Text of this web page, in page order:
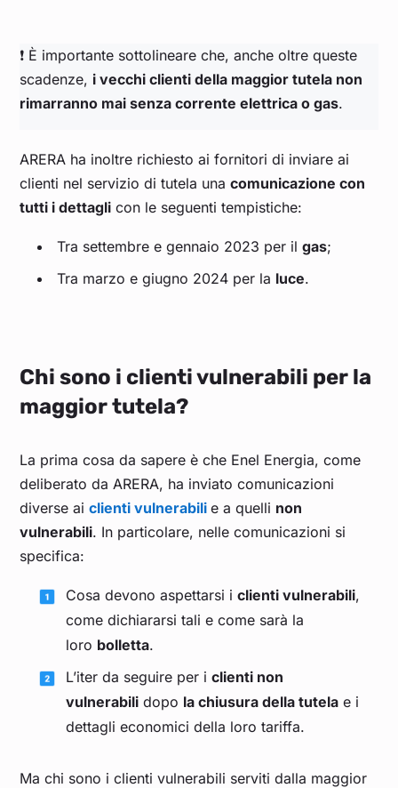
❗ È importante sottolineare che, anche oltre queste
scadenze, i vecchi clienti della maggior tutela non
rimarranno mai senza corrente elettrica o gas.
ARERA ha inoltre richiesto ai fornitori di inviare ai
clienti nel servizio di tutela unacomunicazione con
tutti i dettagli con le seguenti tempistiche:
Tra settembre e gennaio 2023 per ilgas;
Tra marzo e giugno 2024 per la luce.
Chi sono i clienti vulnerabili per la
maggior tutela?
La prima cosa da sapere è che Enel Energia, come
deliberato da ARERA, ha inviato comunicazioni
diverse aiclienti vulnerabili e a quelli non
vulnerabili. In particolare, nelle comunicazioni si
specifica:
Cosa devono aspettarsi i clienti vulnerabili,
come dichiararsi tali e come sarà la
loro bolletta.
L’iter da seguire per i clienti non
vulnerabili dopo la chiusura della tutela e i
dettagli economici della loro tariffa.
Ma chi sono i clienti vulnerabili serviti dalla maggior